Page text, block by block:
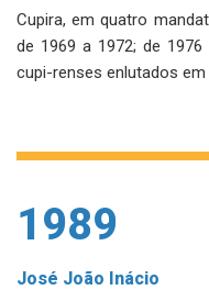
Cupira, em quatro
de 1969 a 1972; de
cupi-renses enlutados
1989
José João Inácio